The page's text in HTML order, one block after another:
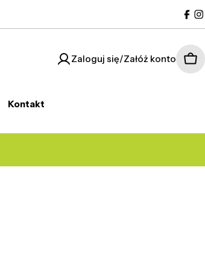
Zaloguj się/Załóż konto
Kontakt